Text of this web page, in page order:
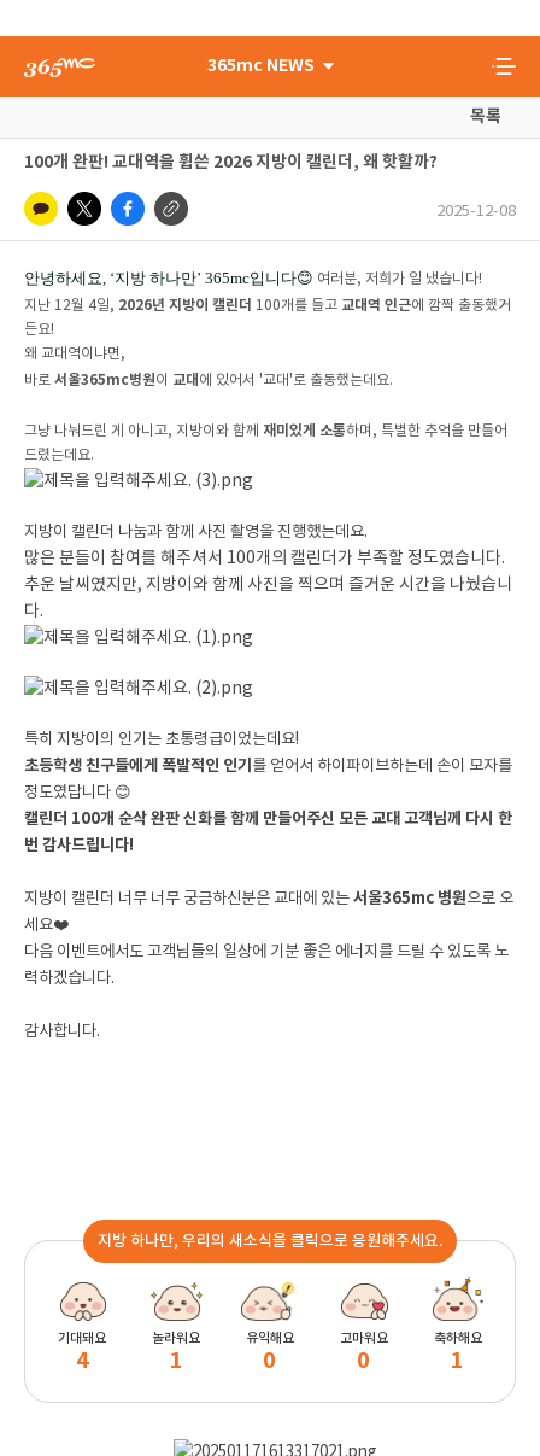
365mc NEWS
목록
100개 완판! 교대역을 휩쓴 2026 지방이 캘린더, 왜 핫할까?
2025-12-08
안녕하세요, ‘지방 하나만’ 365mc입니다😊 여러분, 저희가 일 냈습니다!
지난 12월 4일, 2026년 지방이 캘린더 100개를 들고 교대역 인근에 깜짝 출동했거
든요!
왜 교대역이냐면,
바로 서울365mc병원이 교대 에 있어서 '교대'로 출동했는데요.
그냥 나눠드린 게 아니고, 지방이와 함께 재미있게 소통하며, 특별한 추억을 만들어
드렸는데요.
지방이 캘린더 나눔과 함께 사진 촬영을 진행했는데요.
많은 분들이 참여를 해주셔서 100개의 캘린더가 부족할 정도였습니다.
추운 날씨였지만, 지방이와 함께 사진을 찍으며 즐거운 시간을 나눴습니
다.
특히 지방이의 인기는 초통령급이었는데요!
초등학생 친구들에게 폭발적인 인기 를 얻어서 하이파이브하는데 손이 모자를
정도였답니다 😊
캘린더 100개 순삭 완판 신화를 함께 만들어주신 모든 교대 고객님께 다시 한
번 감사드립니다!
지방이 캘린더 너무 너무 궁금하신분은 교대에 있는서울365mc 병원으로 오
세요❤️
다음 이벤트에서도 고객님들의 일상에 기분 좋은 에너지를 드릴 수 있도록 노
력하겠습니다.
감사합니다.
지방 하나만, 우리의 새소식을 클릭으로 응원해주세요.
기대돼요
4
놀라워요
1
유익해요
0
고마워요
0
축하해요
1